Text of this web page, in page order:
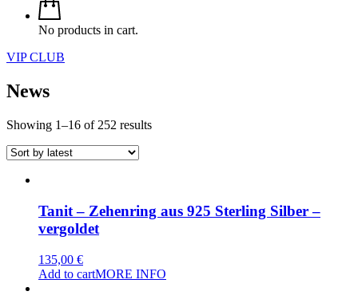
No products in cart.
VIP CLUB
News
Showing 1–16 of 252 resultsSorted
Tanit – Zehenring aus 925 Sterling Silber –
vergoldet
135,00 €
Add to cartMORE INFO